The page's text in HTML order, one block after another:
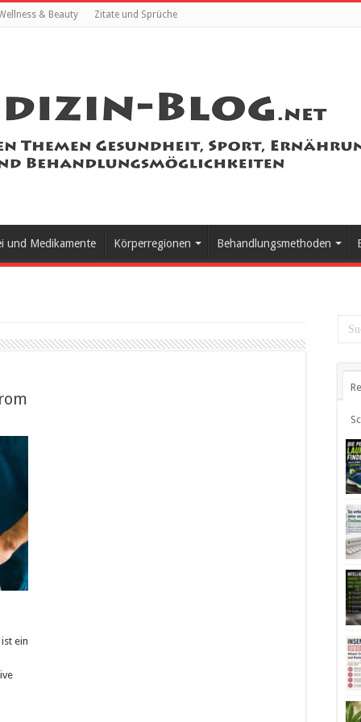
& Beauty Zitate und Sprüche
und Medikamente Körperregionen Behandlungsmethoden
ein